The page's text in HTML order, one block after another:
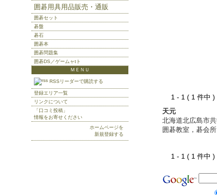
1 - 1 ( 1 件
天元
北海道北広島市
囲碁教室，碁会
1 - 1 ( 1 件
囲碁用具用品販売・通販
囲碁セット
碁盤
碁石
囲碁本
囲碁問題集
囲碁DS／ゲームャtト
ＭＥＮＵ
RSSリーダーで購読する
登録エリア一覧
リンクについて
「口コミ投稿」
情報をお寄せください
ホームページを
新規登録する